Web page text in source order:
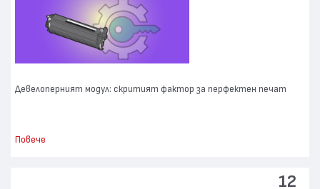
Девелоперният модул: скритият фактор за перфектен печат
Повече
12